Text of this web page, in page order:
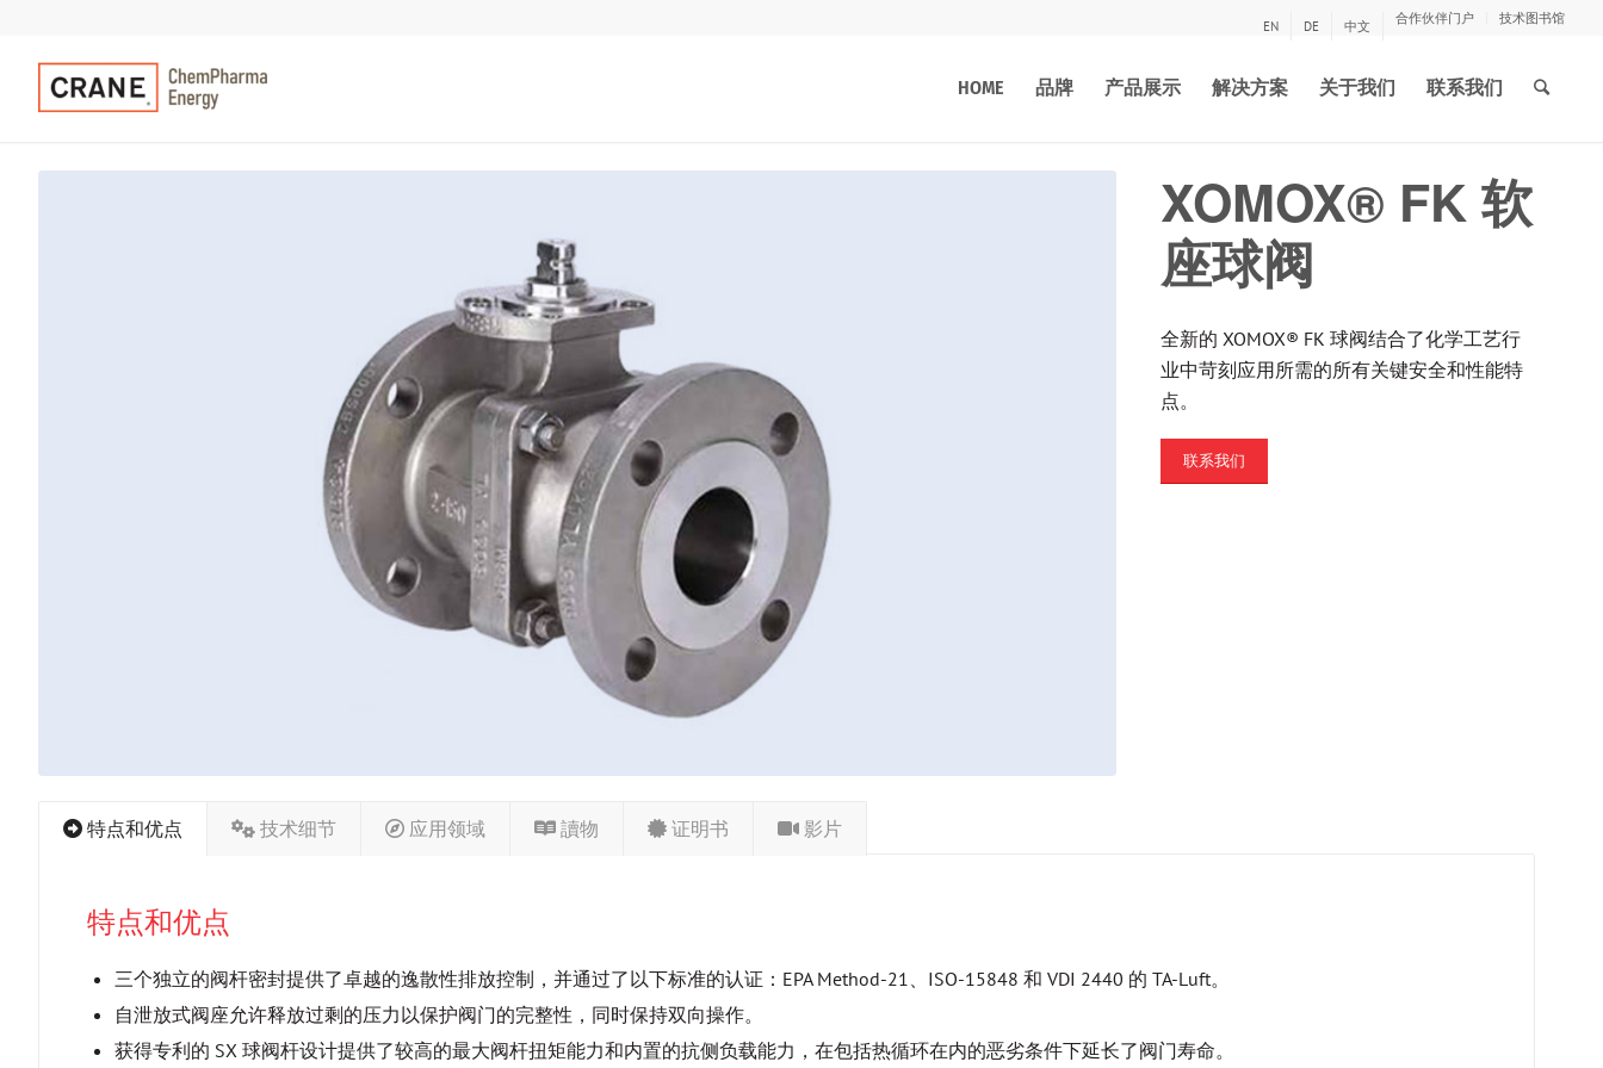
EN DE 中文 合作伙伴门户 技术图书馆
HOME 品牌 产品展示 解决方案 关于我们 联系我们
XOMOX® FK 软
座球阀
全新的 XOMOX® FK 球阀结合了化学工艺行
业中苛刻应用所需的所有关键安全和性能特
点。
联系我们
特点和优点 技术细节 应用领域 讀物 证明书 影片
特点和优点
三个独立的阀杆密封提供了卓越的逸散性排放控制，并通过了以下标准的认证：EPA Method-21、ISO-15848 和 VDI 2440 的 TA-Luft。
自泄放式阀座允许释放过剩的压力以保护阀门的完整性，同时保持双向操作。
获得专利的 SX 球阀杆设计提供了较高的最大阀杆扭矩能力和内置的抗侧负载能力，在包括热循环在内的恶劣条件下延长了阀门寿命。